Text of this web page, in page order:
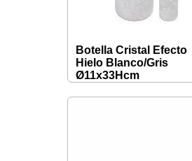
Botella Cristal Efecto
Hielo Blanco/Gris
Ø11x33Hcm